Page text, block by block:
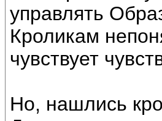
управлять
Кроликам
чувствует
Но, нашлись